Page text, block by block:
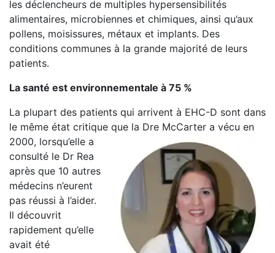
les déclencheurs de multiples hypersensibilités
alimentaires, microbiennes et chimiques, ainsi qu’aux
pollens, moisissures, métaux et implants. Des
conditions communes à la grande majorité de leurs
patients.
La santé est environnementale à 75 %
La plupart des patients qui arrivent à EHC-D sont dans
le même état critique que la Dre McCarter a vécu en
2000, lorsqu’elle a
consulté le Dr Rea
après que 10 autres
médecins n’eurent
pas réussi à l’aider.
Il découvrit
rapidement qu’elle
avait été